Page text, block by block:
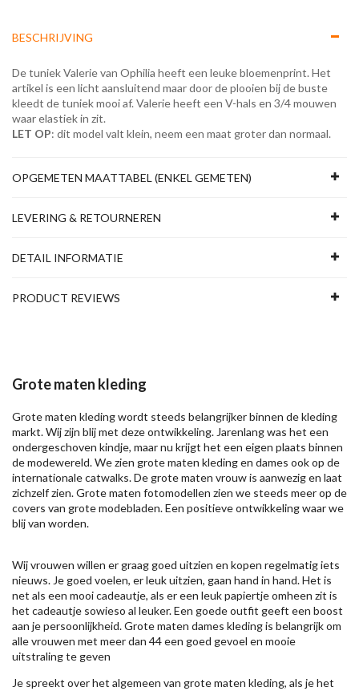
BESCHRIJVING
De tuniek Valerie van Ophilia heeft een leuke bloemenprint. Het
artikel is een licht aansluitend maar door de plooien bij de buste
kleedt de tuniek mooi af. Valerie heeft een V-hals en 3/4 mouwen
waar elastiek in zit.
LET OP: dit model valt klein, neem een maat groter dan normaal.
OPGEMETEN MAATTABEL (ENKEL GEMETEN)
LEVERING & RETOURNEREN
DETAIL INFORMATIE
PRODUCT REVIEWS
Grote maten kleding
Grote maten kleding wordt steeds belangrijker binnen de kleding
markt. Wij zijn blij met deze ontwikkeling. Jarenlang was het een
ondergeschoven kindje, maar nu krijgt het een eigen plaats binnen
de modewereld. We zien grote maten kleding en dames ook op de
internationale catwalks. De grote maten vrouw is aanwezig en laat
zichzelf zien. Grote maten fotomodellen zien we steeds meer op de
covers van grote modebladen. Een positieve ontwikkeling waar we
blij van worden.
Wij vrouwen willen er graag goed uitzien en kopen regelmatig iets
nieuws. Je goed voelen, er leuk uitzien, gaan hand in hand. Het is
net als een mooi cadeautje, als er een leuk papiertje omheen zit is
het cadeautje sowieso al leuker. Een goede outfit geeft een boost
aan je persoonlijkheid. Grote maten dames kleding is belangrijk om
alle vrouwen met meer dan 44 een goed gevoel en mooie
uitstraling te geven
Je spreekt over het algemeen van grote maten kleding, als je het